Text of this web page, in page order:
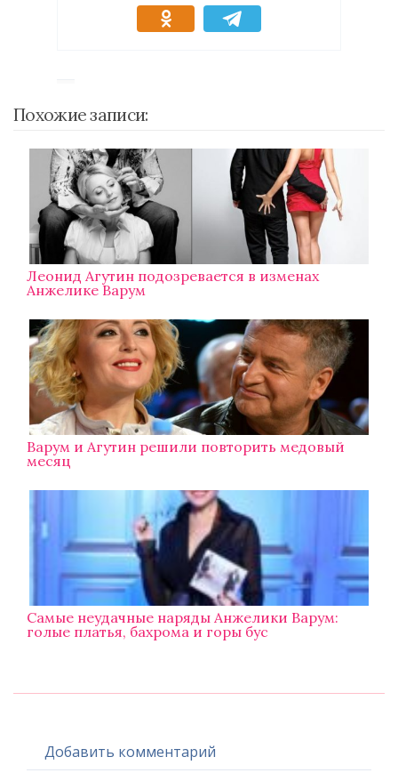
Похожие записи:
Леонид Агутин подозревается в изменах
Анжелике Варум
Варум и Агутин решили повторить медовый
месяц
Самые неудачные наряды Анжелики Варум:
голые платья, бахрома и горы бус
Добавить комментарий